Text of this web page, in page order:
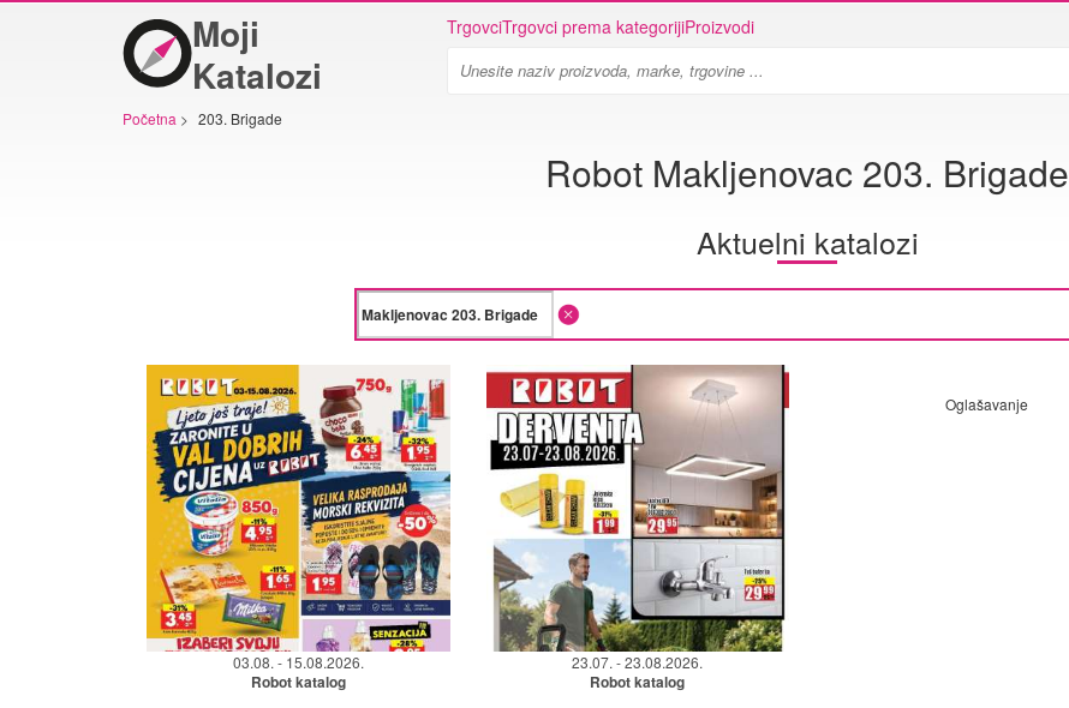
Moji
Katalozi
TrgovciTrgovci prema kategorijiProizvodi
Početna > 203. Brigade
Robot Makljenovac 203. Brigade
Aktuelni katalozi
03.08. - 15.08.2026.
Robot katalog
23.07. - 23.08.2026.
Robot katalog
Oglašavanje